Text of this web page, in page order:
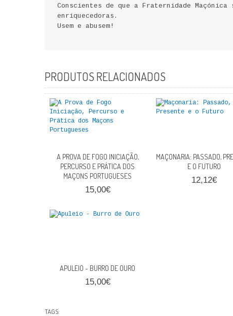
Conscientes de que a Fraternidade
enriquecedoras.
Usem e abusem!
PRODUTOS RELACIONADOS
A PROVA DE FOGO INICIAÇÃO,
PERCURSO E PRÁTICA DOS
MAÇONS PORTUGUESES
15,00€
MAÇONARIA: PASSADO,
E O FUTURO
12,12€
APULEIO - BURRO DE OURO
15,00€
TAGS: